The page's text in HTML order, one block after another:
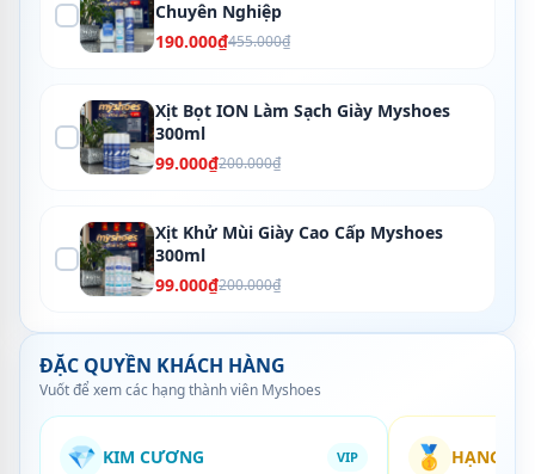
Chuyên Nghiệp
190.000₫455.000₫
Xịt Bọt ION Làm Sạch Giày Myshoes
300ml
99.000₫200.000₫
Xịt Khử Mùi Giày Cao Cấp Myshoes
300ml
99.000₫200.000₫
ĐẶC QUYỀN KHÁCH HÀNG
Vuốt để xem các hạng thành viên Myshoes
💎 KIM CƯƠNG VIP 🥇 HẠNG